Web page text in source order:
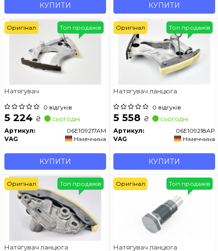
КУПИТИ КУПИТИ
Натягувач
0 відгуків
5 224 ₴ сьогодні
Артикул:
06E109217AM
VAG
Німеччина
КУПИТИ
Топ продажів
Оригінал
Натягувач ланцюга
0 відгуків
5 558 ₴ сьогодні
Артикул:
06E109218AP
VAG
Німеччина
КУПИТИ
Топ продажів
Оригінал
Натягувач ланцюга
Топ продажів
Оригінал
Натягувач ланцюга
Топ продажів
Оригінал